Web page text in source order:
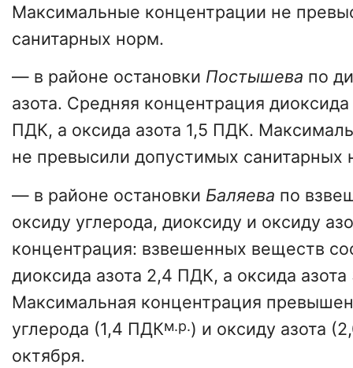
Максимальные концентрации не
санитарных норм.
— в районе остановки Постышева по
азота. Средняя концентрация диоксида
ПДК, а оксида азота 1,5 ПДК.
не превысили допустимых санитарных
— в районе остановки Баляева по
оксиду углерода, диоксиду и оксиду
концентрация: взвешенных веществ
диоксида азота 2,4 ПДК, а оксида
Максимальная концентрация
углерода (1,4 ПДКм.р.) и оксиду азота
октября.